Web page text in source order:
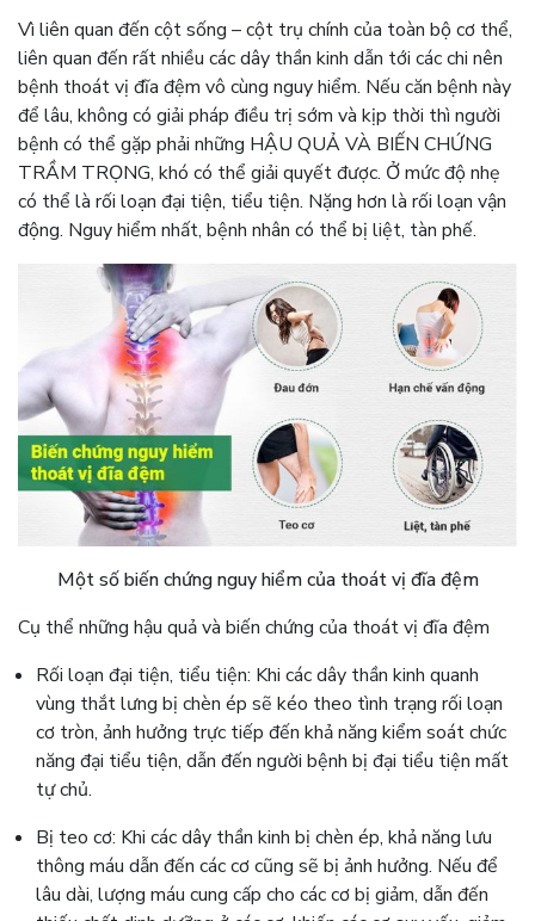
Vì liên quan đến cột sống – cột trụ chính của toàn bộ cơ thể,
liên quan đến rất nhiều các dây thần kinh dẫn tới các chi nên
bệnh thoát vị đĩa đệm vô cùng nguy hiểm. Nếu căn bệnh này
để lâu, không có giải pháp điều trị sớm và kịp thời thì người
bệnh có thể gặp phải những HẬU QUẢ VÀ BIẾN CHỨNG
TRẦM TRỌNG, khó có thể giải quyết được. Ở mức độ nhẹ
có thể là rối loạn đại tiện, tiểu tiện. Nặng hơn là rối loạn vận
động. Nguy hiểm nhất, bệnh nhân có thể bị liệt, tàn phế.
Một số biến chứng nguy hiểm của thoát vị đĩa đệm
Cụ thể những hậu quả và biến chứng của thoát vị đĩa đệm
Rối loạn đại tiện, tiểu tiện: Khi các dây thần kinh quanh
vùng thắt lưng bị chèn ép sẽ kéo theo tình trạng rối loạn
cơ tròn, ảnh hưởng trực tiếp đến khả năng kiểm soát chức
năng đại tiểu tiện, dẫn đến người bệnh bị đại tiểu tiện mất
tự chủ.
Bị teo cơ: Khi các dây thần kinh bị chèn ép, khả năng lưu
thông máu dẫn đến các cơ cũng sẽ bị ảnh hưởng. Nếu để
lâu dài, lượng máu cung cấp cho các cơ bị giảm, dẫn đến